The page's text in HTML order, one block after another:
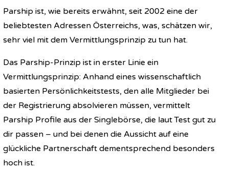
Parship ist, wie bereits erwähnt, seit 2002 eine der
beliebtesten Adressen Österreichs, was, schätzen wir,
sehr viel mit dem Vermittlungsprinzip zu tun hat.
Das Parship-Prinzip ist in erster Linie ein
Vermittlungsprinzip: Anhand eines wissenschaftlich
basierten Persönlichkeitstests, den alle Mitglieder bei
der Registrierung absolvieren müssen, vermittelt
Parship Profile aus der Singlebörse, die laut Test gut zu
dir passen – und bei denen die Aussicht auf eine
glückliche Partnerschaft dementsprechend besonders
hoch ist.